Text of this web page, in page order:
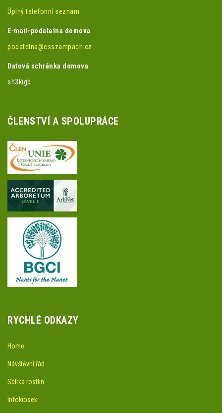
Úplný telefonní seznam
E-mail-podatelna domova
podatelna@csszampach.cz
Datová schránka domova
sh3kigb
ČLENSTVÍ A SPOLUPRÁCE
RYCHLÉ ODKAZY
Home
Návštěvní řád
Sbírka rostlin
Infokiosek